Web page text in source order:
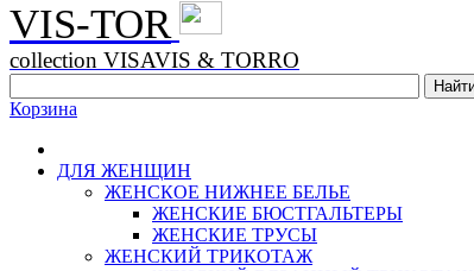
VIS-TOR
collection VISAVIS & TORRO
Корзина
ДЛЯ ЖЕНЩИН
ЖЕНСКОЕ НИЖНЕЕ БЕЛЬЕ
ЖЕНСКИЕ БЮСТГАЛЬТЕРЫ
ЖЕНСКИЕ ТРУСЫ
ЖЕНСКИЙ ТРИКОТАЖ